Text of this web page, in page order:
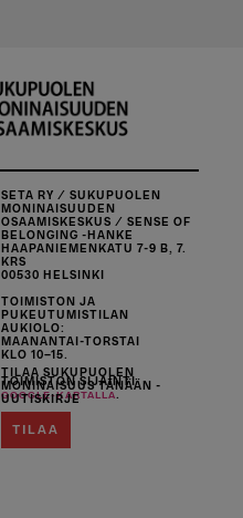
SETA RY / SUKUPUOLEN
MONINAISUUDEN
OSAAMISKESKUS / SENSE OF
BELONGING -HANKE
HAAPANIEMENKATU 7-9 B, 7.
KRS
00530 HELSINKI
TOIMISTON JA
PUKEUTUMISTILAN
AUKIOLO:
MAANANTAI-TORSTAI
KLO 10–15.
TOIMISTON SIJAINTI
GOOGLE-KARTALLA
TILAA SUKUPUOLEN
MONINAISUUS TÄNÄÄN -
UUTISKIRJE
TILAA